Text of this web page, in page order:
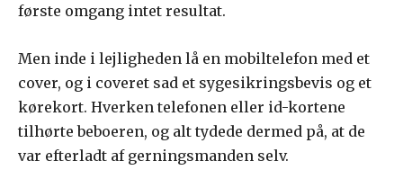
første omgang intet resultat.
Men inde i lejligheden lå en mobiltelefon med et
cover, og i coveret sad et sygesikringsbevis og et
kørekort. Hverken telefonen eller id-kortene
tilhørte beboeren, og alt tydede dermed på, at de
var efterladt af gerningsmanden selv.